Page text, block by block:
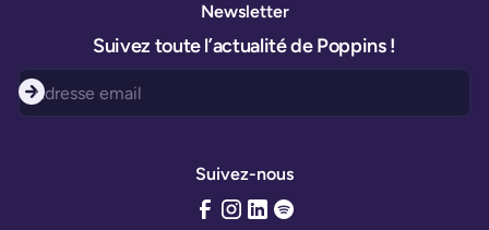
Suivez-nous
Newsletter
Suivez toute l’actualité de Poppins !